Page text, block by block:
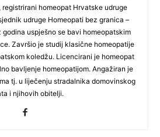
homeopat Hrvatske udruge
udruge Homeopati bez granica –
uspješno se bavi homeopatskim
Završio je studij klasične homeopatije
koledžu. Licencirani je homeopat
bavljenje homeopatijom. Angažiran je
tj. u liječenju stradalnika domovinskog
i njihovih obitelji.